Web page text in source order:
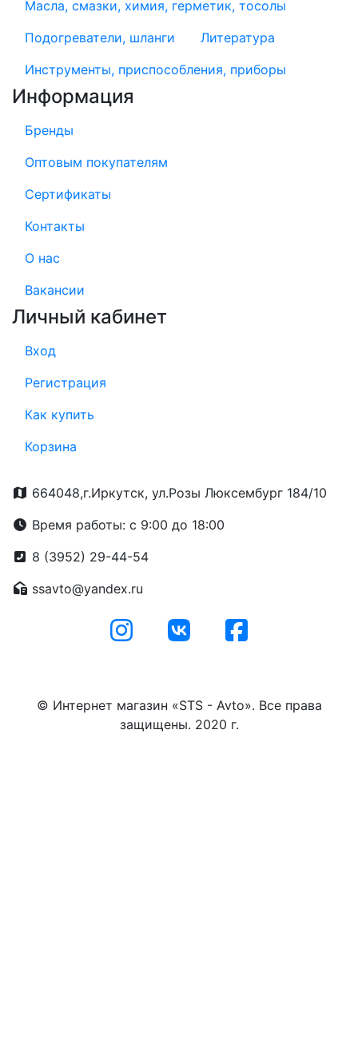
Масла, смазки, химия, герметик, тосолы
Подогреватели, шланги
Литература
Инструменты, приспособления, приборы
Информация
Бренды
Оптовым покупателям
Сертификаты
Контакты
О нас
Вакансии
Личный кабинет
Вход
Регистрация
Как купить
Корзина
664048,г.Иркутск, ул.Розы Люксембург 184/10
Время работы: с 9:00 до 18:00
8 (3952) 29-44-54
ssavto@yandex.ru
© Интернет магазин «STS - Avto». Все права
защищены. 2020 г.